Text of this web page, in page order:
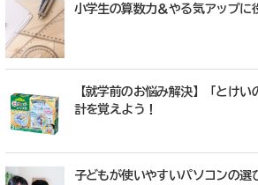
小学生の算数力＆やる気アップに
【就学前のお悩み解決】「とけ
計を覚えよう！
子どもが使いやすいパソコンの選